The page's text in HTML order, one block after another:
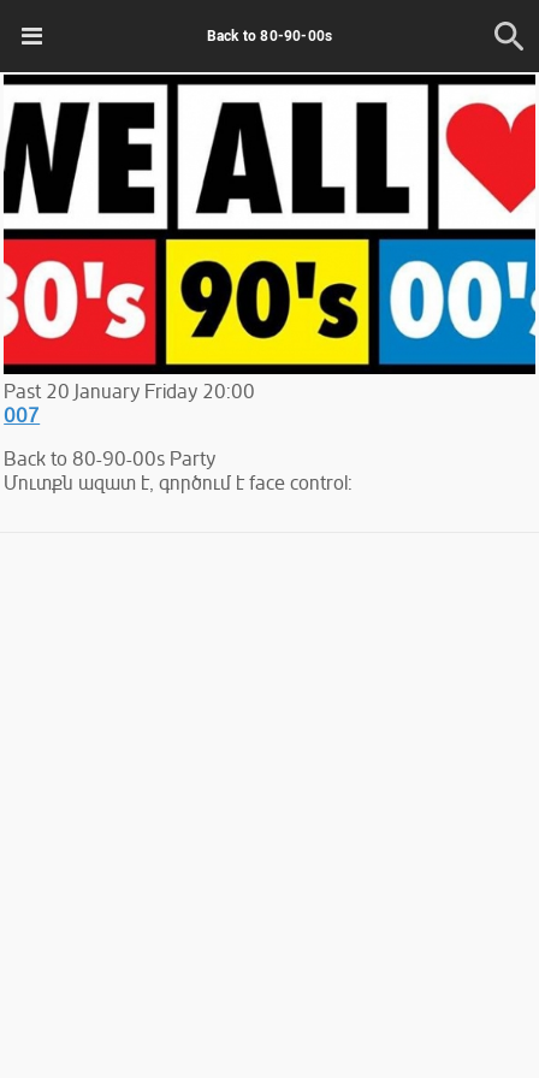
Back to 80-90-00s
Past 20 January Friday 20:00
007
Back to 80-90-00s Party
Մուտքն ազատ է, գործում է face control: